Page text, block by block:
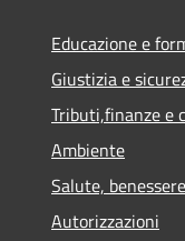
Educazione e
Giustizia e
Tributi,finanze e
Ambiente
Salute,
Autorizzazioni